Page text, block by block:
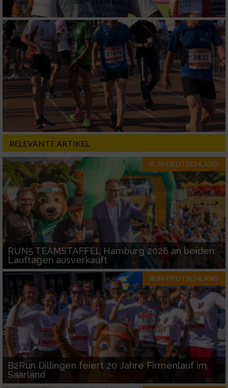
RELEVANTE ARTIKEL
RUN-DEUTSCHLAND
RUN5 TEAMSTAFFEL Hamburg 2026 an beiden
Lauftagen ausverkauft
RUN-DEUTSCHLAND
B2Run Dillingen feiert 20 Jahre Firmenlauf im
Saarland
verschiedenen Quellen
Entwicklung und Verbesserung der Angebote
Verwendung reduzierter Daten zur Auswahl
von Inhalten
IAB-Besonderheiten:
Verwendung genauer Standortdaten
Geräte anhand von aktiv angeforderten
Informationen identifizieren
Notwendig
Performance
Funktional
Werbung